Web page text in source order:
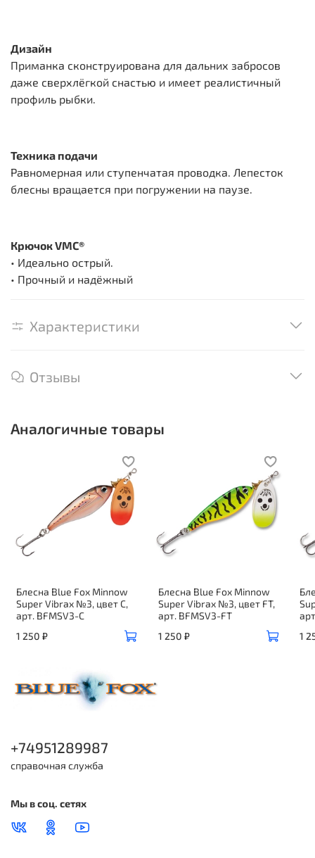
Дизайн
Приманка сконструирована для дальних забросов
даже сверхлёгкой снастью и имеет реалистичный
профиль рыбки.
Техника подачи
Равномерная или ступенчатая проводка. Лепесток
блесны вращается при погружении на паузе.
Крючок VMC®
• Идеально острый.
• Прочный и надёжный
Характеристики
Отзывы
Аналогичные товары
Блесна Blue Fox Minnow
Super Vibrax №3, цвет C,
арт. BFMSV3-C
1 250 ₽
Блесна Blue Fox Minnow
Super Vibrax №3, цвет FT,
арт. BFMSV3-FT
1 250 ₽
1
+74951289987
справочная служба
Мы в соц. сетях